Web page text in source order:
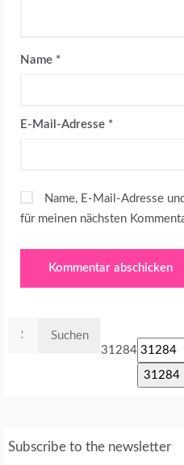
Name *
E-Mail-Adresse *
Name, E-Mail-Adresse
für meinen nächsten
31284
Subscribe to the newsletter